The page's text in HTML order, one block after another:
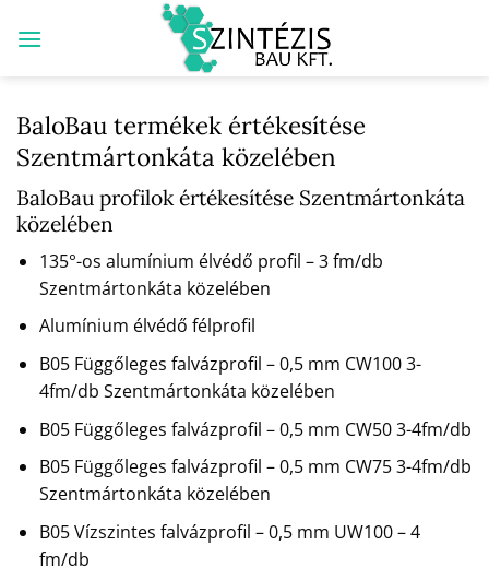
BaloBau termékek értékesítése
Szentmártonkáta közelében
BaloBau profilok értékesítése Szentmártonkáta
közelében
135°-os alumínium élvédő profil – 3 fm/db
Szentmártonkáta közelében
Alumínium élvédő félprofil
B05 Függőleges falvázprofil – 0,5 mm CW100 3-
4fm/db Szentmártonkáta közelében
B05 Függőleges falvázprofil – 0,5 mm CW50 3-4fm/db
B05 Függőleges falvázprofil – 0,5 mm CW75 3-4fm/db
Szentmártonkáta közelében
B05 Vízszintes falvázprofil – 0,5 mm UW100 – 4
fm/db